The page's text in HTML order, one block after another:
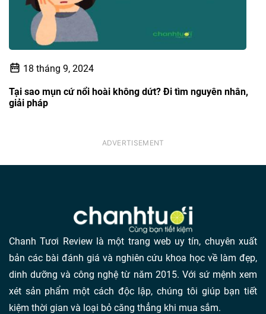
18 tháng 9, 2024
Tại sao mụn cứ nổi hoài không dứt? Đi tìm nguyên nhân,
giải pháp
Chanh Tươi Review là một trang web uy tín, chuyên xuất
bản các bài đánh giá và nghiên cứu khoa học về làm đẹp,
dinh dưỡng và công nghệ từ năm 2015. Với sứ mệnh xem
xét sản phẩm một cách độc lập, chúng tôi giúp bạn tiết
kiệm thời gian và loại bỏ căng thẳng khi mua sắm.